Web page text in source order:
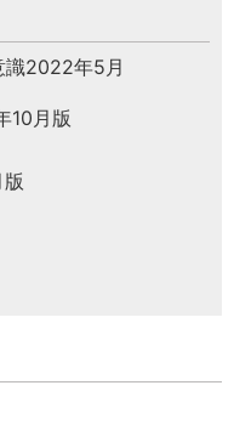
識2022年5月
10月版